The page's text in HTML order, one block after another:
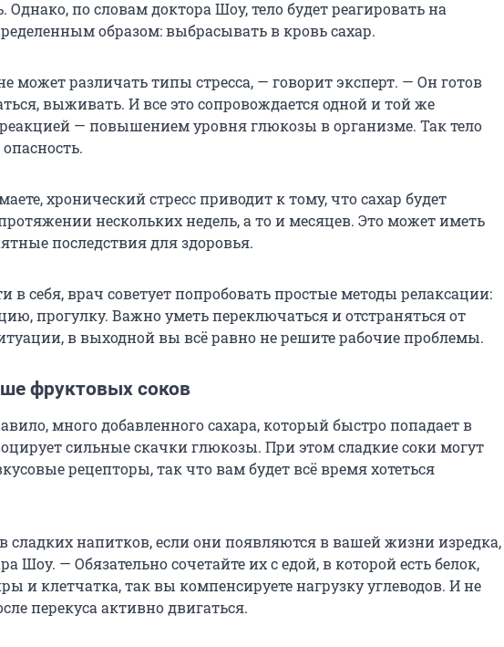
по словам доктора Шоу, тело будет реагировать на
образом: выбрасывать в кровь сахар.
может различать типы стресса, — говорит эксперт. — Он готов
выживать. И все это сопровождается одной и той же
— повышением уровня глюкозы в организме. Так тело
хронический стресс приводит к тому, что сахар будет
нескольких недель, а то и месяцев. Это может иметь
последствия для здоровья.
в себя, врач советует попробовать простые методы релаксации:
прогулку. Важно уметь переключаться и отстраняться от
в выходной вы всё равно не решите рабочие проблемы.
фруктовых соков
много добавленного сахара, который быстро попадает в
сильные скачки глюкозы. При этом сладкие соки могут
рецепторы, так что вам будет всё время хотеться
сладких напитков, если они появляются в вашей жизни изредка,
Шоу. — Обязательно сочетайте их с едой, в которой есть белок,
и клетчатка, так вы компенсируете нагрузку углеводов. И не
перекуса активно двигаться.